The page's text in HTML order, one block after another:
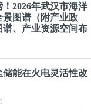
！2026年武汉市海洋
图谱（附产业政
、产业资源空间布
）
储能在火电灵活性改